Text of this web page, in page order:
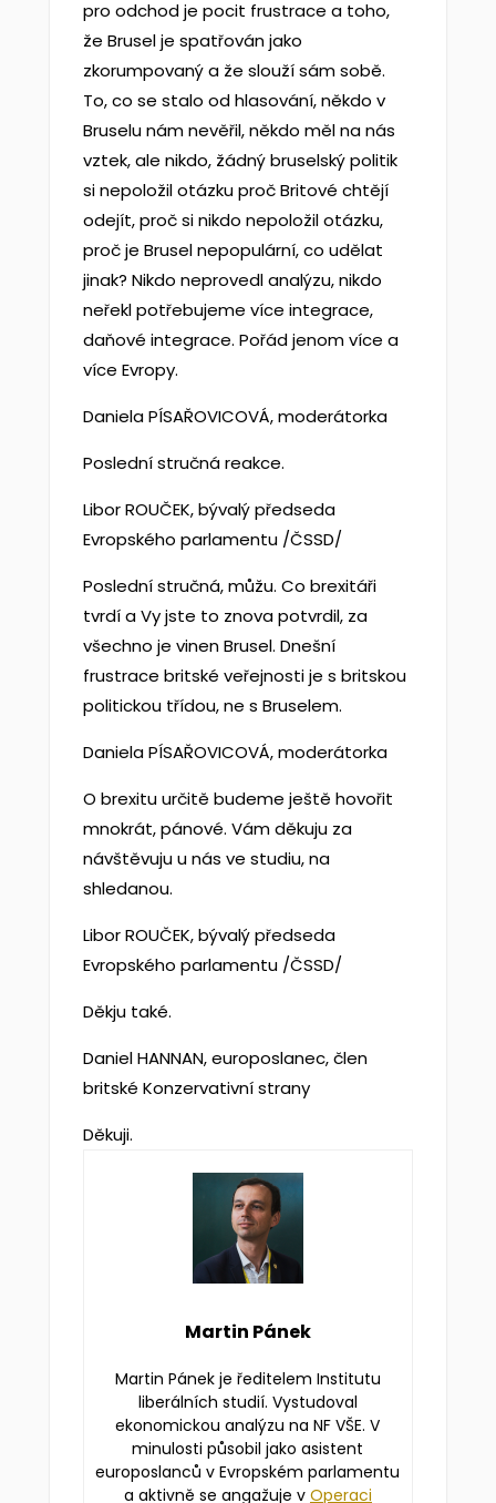
pro odchod je pocit frustrace a toho,
že Brusel je spatřován jako
zkorumpovaný a že slouží sám sobě.
To, co se stalo od hlasování, někdo v
Bruselu nám nevěřil, někdo měl na nás
vztek, ale nikdo, žádný bruselský politik
si nepoložil otázku proč Britové chtějí
odejít, proč si nikdo nepoložil otázku,
proč je Brusel nepopulární, co udělat
jinak? Nikdo neprovedl analýzu, nikdo
neřekl potřebujeme více integrace,
daňové integrace. Pořád jenom více a
více Evropy.
Daniela PÍSAŘOVICOVÁ, moderátorka
Poslední stručná reakce.
Libor ROUČEK, bývalý předseda
Evropského parlamentu /ČSSD/
Poslední stručná, můžu. Co brexitáři
tvrdí a Vy jste to znova potvrdil, za
všechno je vinen Brusel. Dnešní
frustrace britské veřejnosti je s britskou
politickou třídou, ne s Bruselem.
Daniela PÍSAŘOVICOVÁ, moderátorka
O brexitu určitě budeme ještě hovořit
mnokrát, pánové. Vám děkuju za
návštěvuju u nás ve studiu, na
shledanou.
Libor ROUČEK, bývalý předseda
Evropského parlamentu /ČSSD/
Děkju také.
Daniel HANNAN, europoslanec, člen
britské Konzervativní strany
Děkuji.
Martin Pánek
Martin Pánek je ředitelem Institutu
liberálních studií. Vystudoval
ekonomickou analýzu na NF VŠE. V
minulosti působil jako asistent
europoslanců v Evropském parlamentu
a aktivně se angažuje v Operaci